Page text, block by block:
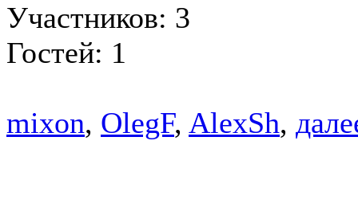
Участников: 3
Гостей: 1
mixon, OlegF, AlexSh,